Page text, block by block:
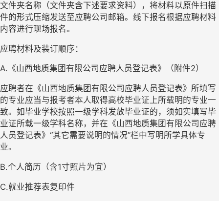
文件夹名称（文件夹含下述要求资料），将材料以原件扫描
件的形式压缩发送至应聘公司邮箱。线下报名根据应聘材料
内容进行现场报名。
应聘材料及装订顺序：
A.《山西地质集团有限公司应聘人员登记表》（附件2）
应聘者在《山西地质集团有限公司应聘人员登记表》所填写
的专业应当与报考者本人取得高校毕业证上所载明的专业一
致。如毕业学校按照一级学科发放毕业证的，须如实填写毕
业证所载一级学科名称，并在《山西地质集团有限公司应聘
人员登记表》“其它需要说明的情况”栏中写明所学具体专
业。
B.个人简历（含1寸照片为宜）
C.就业推荐表复印件